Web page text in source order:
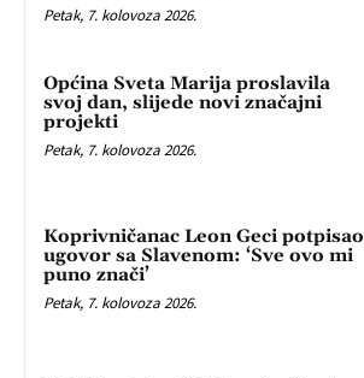
Petak, 7. kolovoza 2026.
Općina Sveta Marija proslavila
svoj dan, slijede novi značajni
projekti
Petak, 7. kolovoza 2026.
Koprivničanac Leon Geci potpisao
ugovor sa Slavenom: ‘Sve ovo mi
puno znači’
Petak, 7. kolovoza 2026.